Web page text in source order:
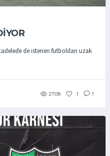
de istenen futboldan uzak
2708 1 1